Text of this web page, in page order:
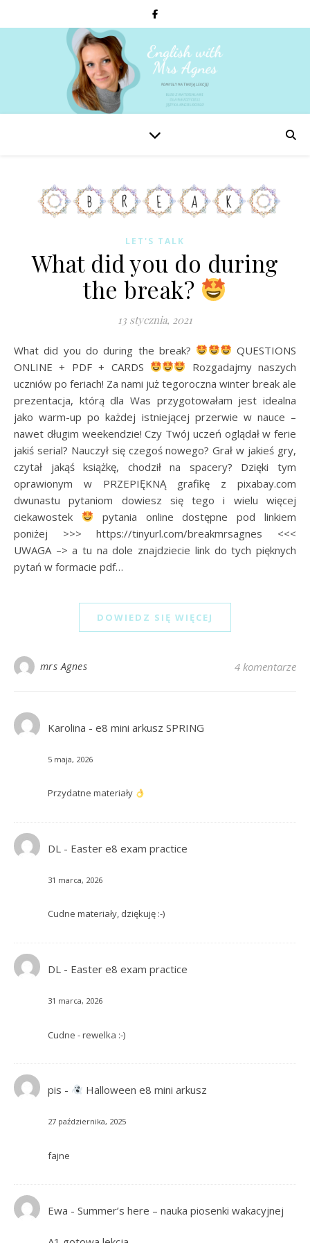
LET'S TALK
What did you do during
the break?
13 stycznia, 2021
What did you do during the break?
QUESTIONS
ONLINE + PDF + CARDS
Rozgadajmy naszych
uczniów po feriach! Za nami już tegoroczna winter break ale
prezentacja, którą dla Was przygotowałam jest idealna
jako warm-up po każdej istniejącej przerwie w nauce –
nawet długim weekendzie! Czy Twój uczeń oglądał w ferie
jakiś serial? Nauczył się czegoś nowego? Grał w jakieś gry,
czytał jakąś książkę, chodził na spacery? Dzięki tym
oprawionym w PRZEPIĘKNĄ grafikę z pixabay.com
dwunastu pytaniom dowiesz się tego i wielu więcej
ciekawostek
pytania online dostępne pod linkiem
poniżej >>> https://tinyurl.com/breakmrsagnes <<<
UWAGA –> a tu na dole znajdziecie link do tych pięknych
pytań w formacie pdf…
DOWIEDZ SIĘ WIĘCEJ
mrs Agnes 4 komentarze
Karolina - e8 mini arkusz SPRING
5 maja, 2026
Przydatne materiały
DL - Easter e8 exam practice
31 marca, 2026
Cudne materiały, dziękuję :-)
DL - Easter e8 exam practice
31 marca, 2026
Cudne - rewelka :-)
pis - Halloween e8 mini arkusz
27 października, 2025
fajne
Ewa - Summer’s here – nauka piosenki wakacyjnej